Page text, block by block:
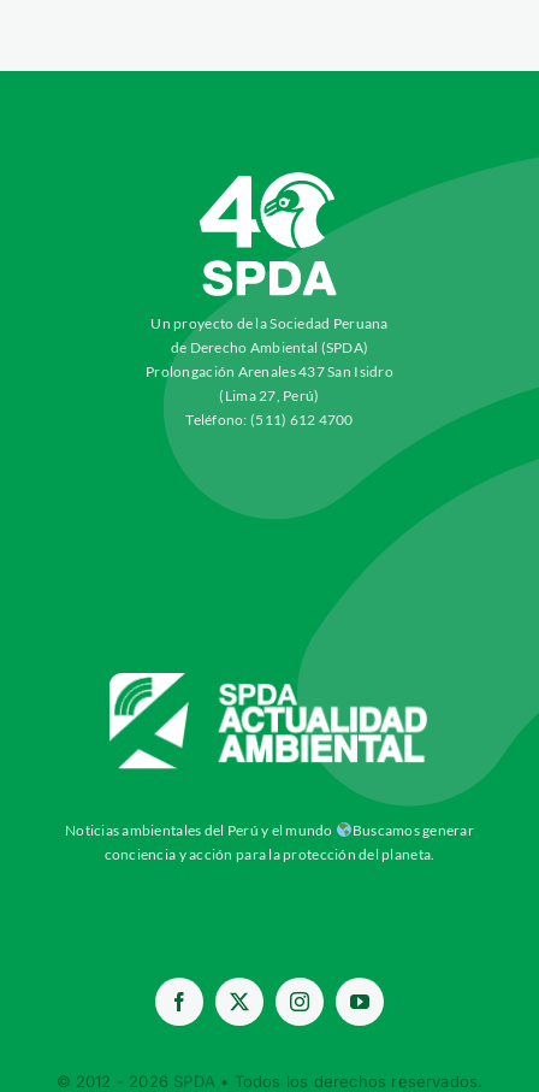
Un proyecto de la Sociedad Peruana
de Derecho Ambiental (SPDA)
Prolongación Arenales 437 San Isidro
(Lima 27, Perú)
Teléfono: (511) 612 4700
Noticias ambientales del Perú y el mundo
Buscamos generar
conciencia y acción para la protección del planeta.
© 2012 - 2026 SPDA • Todos los derechos reservados.